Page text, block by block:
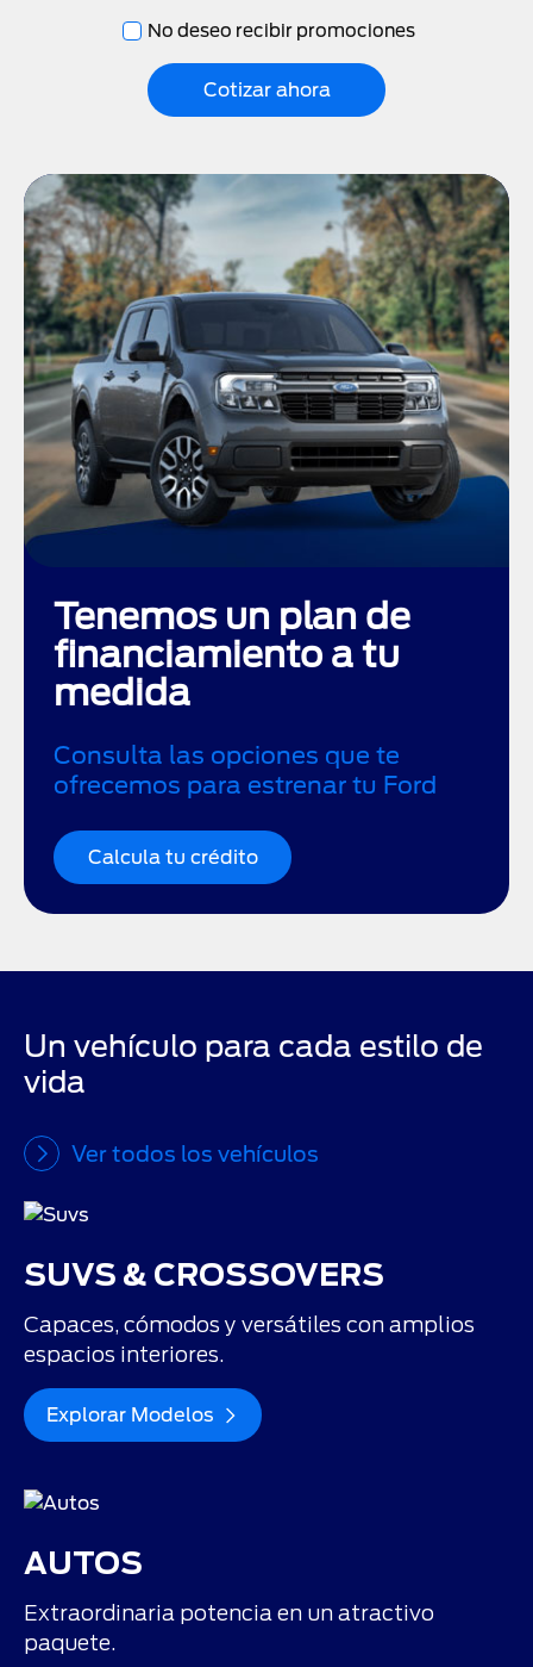
No deseo recibir promociones
Cotizar ahora
Tenemos un plan de
financiamiento a tu
medida
Consulta las opciones que te
ofrecemos para estrenar tu Ford
Calcula tu crédito
Un vehículo para cada estilo de
vida
Ver todos los vehículos
SUVS & CROSSOVERS
Capaces, cómodos y versátiles con amplios
espacios interiores.
Explorar Modelos
AUTOS
Extraordinaria potencia en un atractivo
paquete.